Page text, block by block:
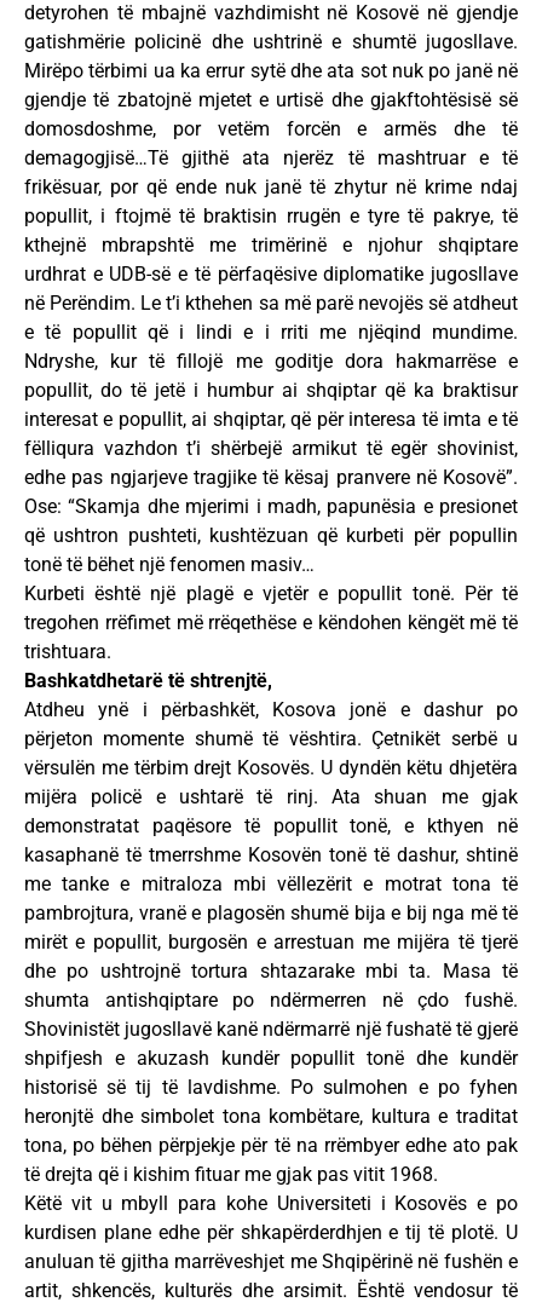
detyrohen të mbajnë vazhdimisht në Kosovë në gjendje
gatishmërie policinë dhe ushtrinë e shumtë jugosllave.
Mirëpo tërbimi ua ka errur sytë dhe ata sot nuk po janë në
gjendje të zbatojnë mjetet e urtisë dhe gjakftohtësisë së
domosdoshme, por vetëm forcën e armës dhe të
demagogjisë…Të gjithë ata njerëz të mashtruar e të
frikësuar, por që ende nuk janë të zhytur në krime ndaj
popullit, i ftojmë të braktisin rrugën e tyre të pakrye, të
kthejnë mbrapshtë me trimërinë e njohur shqiptare
urdhrat e UDB-së e të përfaqësive diplomatike jugosllave
në Perëndim. Le t’i kthehen sa më parë nevojës së atdheut
e të popullit që i lindi e i rriti me njëqind mundime.
Ndryshe, kur të fillojë me goditje dora hakmarrëse e
popullit, do të jetë i humbur ai shqiptar që ka braktisur
interesat e popullit, ai shqiptar, që për interesa të imta e të
fëlliqura vazhdon t’i shërbejë armikut të egër shovinist,
edhe pas ngjarjeve tragjike të kësaj pranvere në Kosovë”.
Ose: “Skamja dhe mjerimi i madh, papunësia e presionet
që ushtron pushteti, kushtëzuan që kurbeti për popullin
tonë të bëhet një fenomen masiv…
Kurbeti është një plagë e vjetër e popullit tonë. Për të
tregohen rrëfimet më rrëqethëse e këndohen këngët më të
trishtuara.
Bashkatdhetarë të shtrenjtë,
Atdheu ynë i përbashkët, Kosova jonë e dashur po
përjeton momente shumë të vështira. Çetnikët serbë u
vërsulën me tërbim drejt Kosovës. U dyndën këtu dhjetëra
mijëra policë e ushtarë të rinj. Ata shuan me gjak
demonstratat paqësore të popullit tonë, e kthyen në
kasaphanë të tmerrshme Kosovën tonë të dashur, shtinë
me tanke e mitraloza mbi vëllezërit e motrat tona të
pambrojtura, vranë e plagosën shumë bija e bij nga më të
mirët e popullit, burgosën e arrestuan me mijëra të tjerë
dhe po ushtrojnë tortura shtazarake mbi ta. Masa të
shumta antishqiptare po ndërmerren në çdo fushë.
Shovinistët jugosllavë kanë ndërmarrë një fushatë të gjerë
shpifjesh e akuzash kundër popullit tonë dhe kundër
historisë së tij të lavdishme. Po sulmohen e po fyhen
heronjtë dhe simbolet tona kombëtare, kultura e traditat
tona, po bëhen përpjekje për të na rrëmbyer edhe ato pak
të drejta që i kishim fituar me gjak pas vitit 1968.
Këtë vit u mbyll para kohe Universiteti i Kosovës e po
kurdisen plane edhe për shkapërderdhjen e tij të plotë. U
anuluan të gjitha marrëveshjet me Shqipërinë në fushën e
artit, shkencës, kulturës dhe arsimit. Është vendosur të